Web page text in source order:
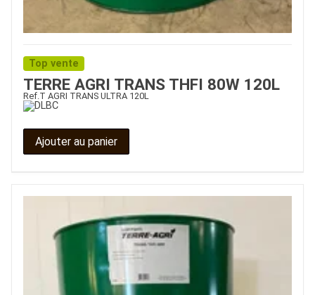
Top vente
TERRE AGRI TRANS THFI 80W 120L
Ref. T AGRI TRANS ULTRA 120L
Ajouter au panier